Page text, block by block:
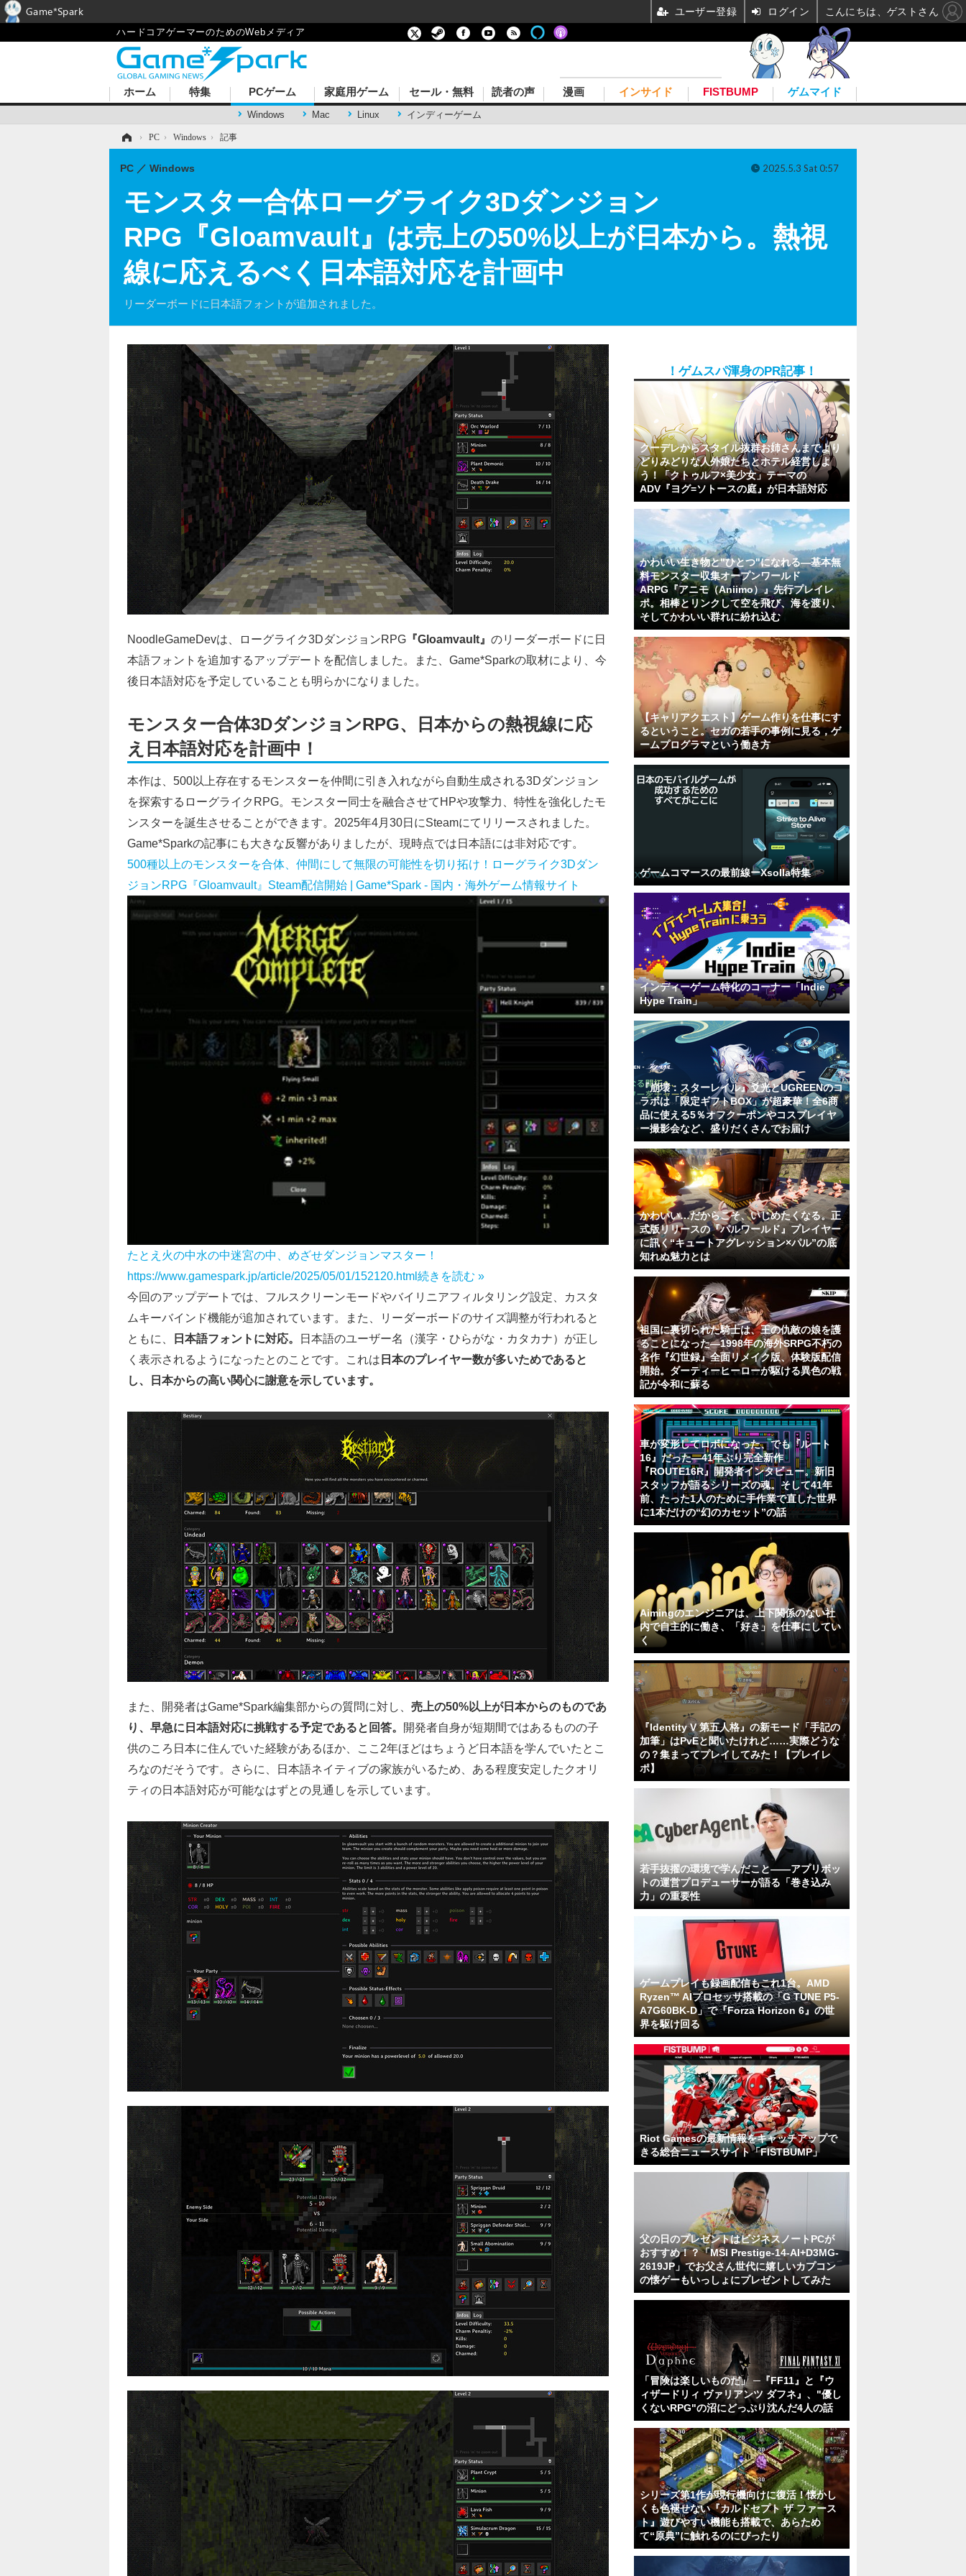
ハードコアゲーマーのためのWebメディア
ホーム 特集 PCゲーム
Windows Mac Linux インディーゲーム
家庭用ゲーム セール・無料 読者の声 漫画 インサイド FISTBUMP ゲムマイド
› PC › Windows › 記事
モンスター合体ローグライク3Dダンジョン
RPG『Gloamvault』は売上の50%以上が日本から。熱視
線に応えるべく日本語対応を計画中
リーダーボードに日本語フォントが追加されました。
PC Windows 2025.5.3 Sat 0:57
NoodleGameDevは、ローグライク3DダンジョンRPG 『Gloamvault』 のリーダーボードに日
本語フォントを追加するアップデートを配信しました。また、Game*Sparkの取材により、今
後日本語対応を予定していることも明らかになりました。
モンスター合体3DダンジョンRPG、日本からの熱視線に応
え日本語対応を計画中！
本作は、500以上存在するモンスターを仲間に引き入れながら自動生成される3Dダンジョン
を探索するローグライクRPG。モンスター同士を融合させてHPや攻撃力、特性を強化したモ
ンスターを誕生させることができます。2025年4月30日にSteamにてリリースされました。
Game*Sparkの記事にも大きな反響がありましたが、現時点では日本語には非対応です。
500種以上のモンスターを合体、仲間にして無限の可能性を切り拓け！ローグライク3Dダン
ジョンRPG『Gloamvault』Steam配信開始 | Game*Spark - 国内・海外ゲーム情報サイト
たとえ火の中水の中迷宮の中、めざせダンジョンマスター！
https://www.gamespark.jp/article/2025/05/01/152120.html続きを読む »
今回のアップデートでは、フルスクリーンモードやバイリニアフィルタリング設定、カスタ
ムキーバインド機能が追加されています。また、リーダーボードのサイズ調整が行われると
ともに、
日本語フォントに対応。
日本語のユーザー名（漢字・ひらがな・カタカナ）が正し
く表示されるようになったとのことです。これは 日本のプレイヤー数が多いためであると
し、日本からの高い関心に謝意を示しています。
また、開発者はGame*Spark編集部からの質問に対し、 売上の50%以上が日本からのものであ
り、 早急に日本語対応に挑戦する予定であると回答。 開発者自身が短期間ではあるものの子
供のころ日本に住んでいた経験があるほか、ここ2年ほどはちょうど日本語を学んでいたとこ
ろなのだそうです。さらに、日本語ネイティブの家族がいるため、ある程度安定したクオリ
ティの日本語対応が可能なはずとの見通しを示しています。
！ゲムスパ渾身のPR記事！
クーデレからスタイル抜群お姉さんまでより
どりみどりな人外娘たちとホテル経営しよ
う！「クトゥルフ×美少女」テーマの
ADV『ヨグ=ソトースの庭』が日本語対応
かわいい生き物と"ひとつ"になれる―基本無
料モンスター収集オープンワールド
ARPG『アニモ（Aniimo）』先行プレイレ
ポ。相棒とリンクして空を飛び、海を渡り、
そしてかわいい群れに紛れ込む
【キャリアクエスト】ゲーム作りを仕事にす
るということ。セガの若手の事例に見る，ゲ
ームプログラマという働き方
ゲームコマースの最前線ーXsolla特集
インディーゲーム特化のコーナー「Indie
Hype Train」
『崩壊：スターレイル』爻光とUGREENのコ
ラボは「限定ギフトBOX」が超豪華！全6商
品に使える5％オフクーポンやコスプレイヤ
ー撮影会など、盛りだくさんでお届け
かわいい…だからこそ、いじめたくなる。正
式版リリースの『パルワールド』プレイヤー
に訊く“キュートアグレッション×パル”の底
知れぬ魅力とは
祖国に裏切られた騎士は、王の仇敵の娘を護
ることになった―1998年の海外SRPG不朽の
名作『幻世録』全面リメイク版、体験版配信
開始。ダーティーヒーローが駆ける異色の戦
記が令和に蘇る
車が変形してロボになった、でも『ルート
16』だった―41年ぶり完全新作
『ROUTE16R』開発者インタビュー。新旧
スタッフが語るシリーズの魂。そして41年
前、たった1人のために手作業で直した世界
に1本だけの“幻のカセット”の話
Aimingのエンジニアは、上下関係のない社
内で自主的に働き、「好き」を仕事にしてい
く
『Identity V 第五人格』の新モード「手記の
加筆」はPvEと聞いたけれど……実際どうな
の？集まってプレイしてみた！【プレイレ
ポ】
若手抜擢の環境で学んだこと――アプリボッ
トの運営プロデューサーが語る「巻き込み
力」の重要性
ゲームプレイも録画配信もこれ1台。AMD
Ryzen™ AIプロセッサ搭載の「G TUNE P5-
A7G60BK-D」で『Forza Horizon 6』の世
界を駆け回る
Riot Gamesの最新情報をキャッチアップで
きる総合ニュースサイト「FISTBUMP」
父の日のプレゼントはビジネスノートPCが
おすすめ！？「MSI Prestige-14-AI+D3MG-
2619JP」でお父さん世代に嬉しいカプコン
の懐ゲーもいっしょにプレゼントしてみた
「冒険は楽しいものだ」 ─『FF11』と『ウ
ィザードリィ ヴァリアンツ ダフネ』、"優し
くないRPG"の沼にどっぷり沈んだ4人の話
シリーズ第1作が現行機向けに復活！懐かし
くも色褪せない『カルドセプト ザ ファース
ト』遊びやすい機能も搭載で、あらため
て“原典”に触れるのにぴったり
Game*Spark ユーザー登録 ログイン こんにちは、ゲストさん